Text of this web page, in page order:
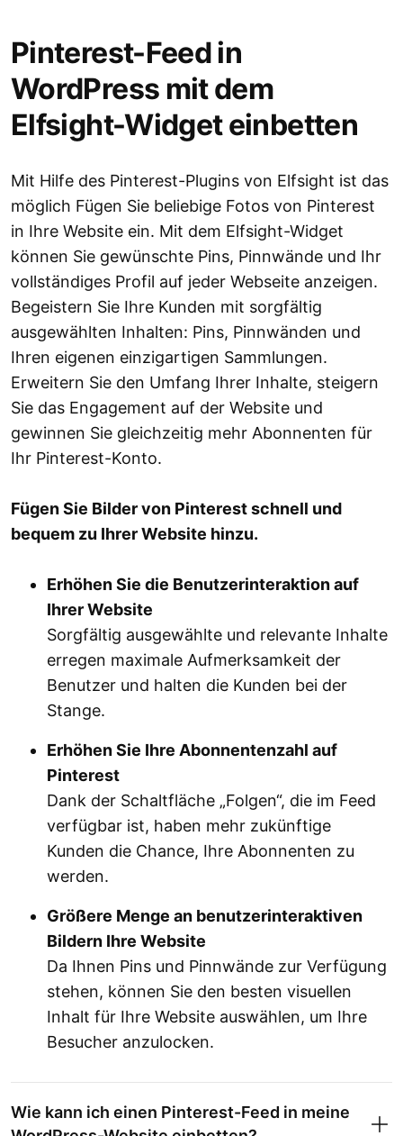
Pinterest-Feed in
WordPress mit dem
Elfsight-Widget einbetten
Mit Hilfe des Pinterest-Plugins von Elfsight ist das
möglich Fügen Sie beliebige Fotos von Pinterest
in Ihre Website ein. Mit dem Elfsight-Widget
können Sie gewünschte Pins, Pinnwände und Ihr
vollständiges Profil auf jeder Webseite anzeigen.
Begeistern Sie Ihre Kunden mit sorgfältig
ausgewählten Inhalten: Pins, Pinnwänden und
Ihren eigenen einzigartigen Sammlungen.
Erweitern Sie den Umfang Ihrer Inhalte, steigern
Sie das Engagement auf der Website und
gewinnen Sie gleichzeitig mehr Abonnenten für
Ihr Pinterest-Konto.
Fügen Sie Bilder von Pinterest schnell und
bequem zu Ihrer Website hinzu.
Erhöhen Sie die Benutzerinteraktion auf
Ihrer Website
Sorgfältig ausgewählte und relevante Inhalte
erregen maximale Aufmerksamkeit der
Benutzer und halten die Kunden bei der
Stange.
Erhöhen Sie Ihre Abonnentenzahl auf
Pinterest
Dank der Schaltfläche „Folgen“, die im Feed
verfügbar ist, haben mehr zukünftige
Kunden die Chance, Ihre Abonnenten zu
werden.
Größere Menge an benutzerinteraktiven
Bildern Ihre Website
Da Ihnen Pins und Pinnwände zur Verfügung
stehen, können Sie den besten visuellen
Inhalt für Ihre Website auswählen, um Ihre
Besucher anzulocken.
Wie kann ich einen Pinterest-Feed in meine